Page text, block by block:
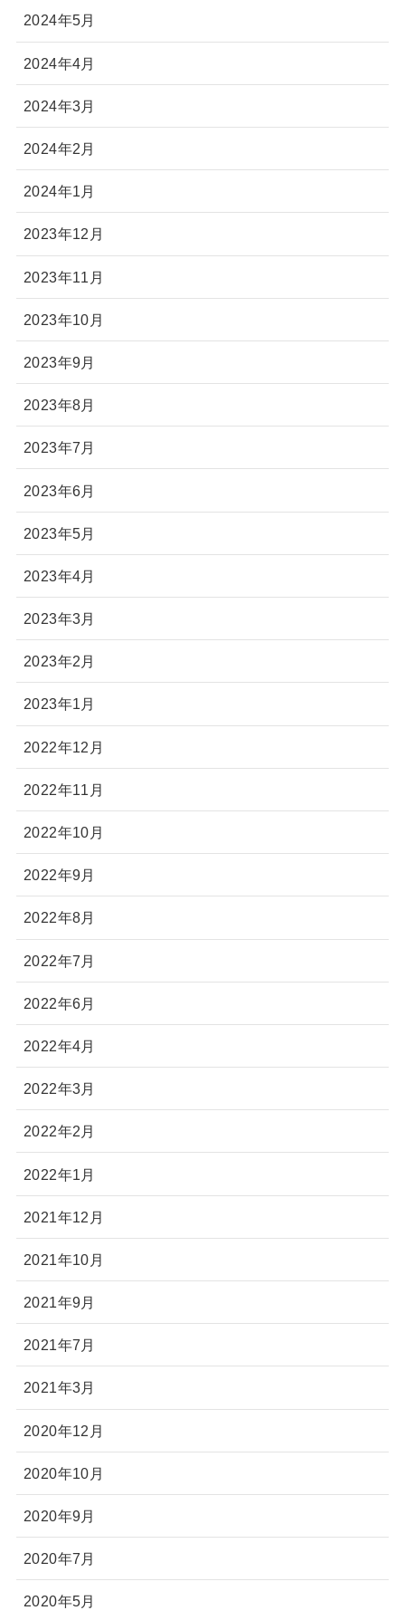
2024年5月
2024年4月
2024年3月
2024年2月
2024年1月
2023年12月
2023年11月
2023年10月
2023年9月
2023年8月
2023年7月
2023年6月
2023年5月
2023年4月
2023年3月
2023年2月
2023年1月
2022年12月
2022年11月
2022年10月
2022年9月
2022年8月
2022年7月
2022年6月
2022年4月
2022年3月
2022年2月
2022年1月
2021年12月
2021年10月
2021年9月
2021年7月
2021年3月
2020年12月
2020年10月
2020年9月
2020年7月
2020年5月